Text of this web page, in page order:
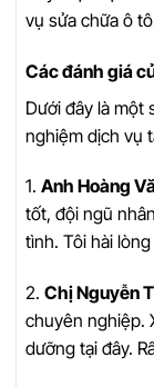
vụ sửa chữa ô
Các đánh giá
Dưới đây là một
nghiệm dịch vụ
1. Anh Hoàng
tốt, đội ngũ
tình. Tôi hài
2. Chị Nguyễn
chuyên nghiệp.
dưỡng tại đây.